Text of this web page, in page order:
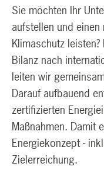
Sie möchten Ihr
aufstellen und
Klimaschutz
Bilanz nach
leiten wir
Darauf aufbauend
zertifizierten
Maßnahmen. Damit
Energiekonzept -
Zielerreichung.